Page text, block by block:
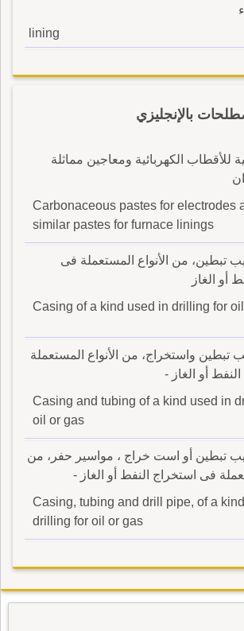
lining
بالإنجليزي
للأقطاب الكهربائية ومعاجين مماثلة
Carbonaceous pastes for electrodes
similar pastes for furnace linings
تبطين، من الأنواع المستعملة فى
أو الغاز
Casing of a kind used in drilling for
تبطين واستخراج، من الأنواع المستعملة
أو الغاز -
Casing and tubing of a kind used in
oil or gas
تبطين أو است خراج ، مواسير حفر، من
فى استخراج النفط أو الغاز -
Casing, tubing and drill pipe, of a
drilling for oil or gas